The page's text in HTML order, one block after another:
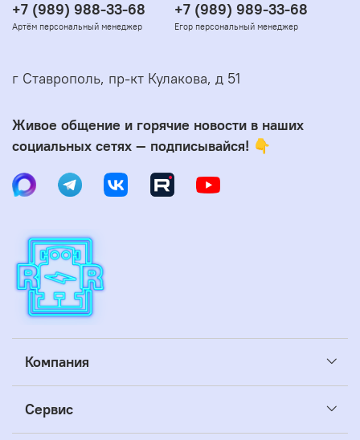
Компания
Сервис
+7 (989) 988-33-68
Артём персональный менеджер
+7 (989) 989-33-68
Егор персональный менеджер
г Ставрополь, пр-кт Кулакова, д 51
Живое общение и горячие новости в наших
социальных сетях — подписывайся! 👇